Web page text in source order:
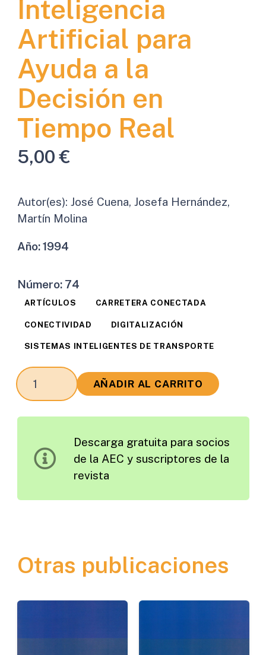
Inteligencia
Artificial para
Ayuda a la
Decisión en
Tiempo Real
5,00€
Autor(es): José Cuena, Josefa Hernández,
Martín Molina
Año:1994
Número: 74
ARTÍCULOS CARRETERA CONECTADA
CONECTIVIDAD DIGITALIZACIÓN
SISTEMAS INTELIGENTES DE TRANSPORTE
Sistemas
de
Ayuda
Real
cantidad
AÑADIR AL CARRITO
Descarga gratuita para socios
de la AEC y suscriptores de la
revista
Otras publicaciones